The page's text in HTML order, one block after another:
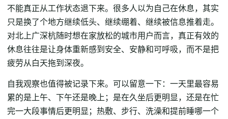
不能真正从工作状态退下来。很多人以为自己在休息，其实
只是换了个地方继续低头、继续绷着、继续被信息推着走。
对北上广深杭随时想在家放松的城市用户而言，真正有效的
休息往往是让身体重新感到安全、安静和可呼吸，而不是把
疲劳从白天拖到深夜。
自我观察也值得被记录下来。可以留意一下：一天里最容易
累的是上午、下午还是晚上；是在久坐后更明显，还是在忙
完一大段事情后更明显；热敷、步行、洗澡和提前睡哪一个